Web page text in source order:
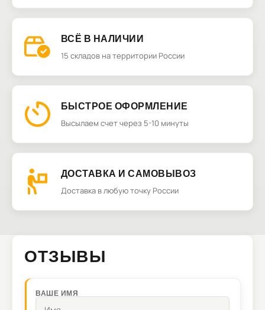
ВСЁ В НАЛИЧИИ
15 складов на территории России
БЫСТРОЕ ОФОРМЛЕНИЕ
Высылаем счет через 5-10 минуты
ДОСТАВКА И САМОВЫВОЗ
Доставка в любую точку России
ОТЗЫВЫ
ВАШЕ ИМЯ